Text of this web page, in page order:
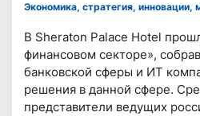
Экономика, стратегия,
В Sheraton Palace Hotel
финансовом секторе»,
банковской сферы и ИТ
решения в данной сфере.
представители ведущих